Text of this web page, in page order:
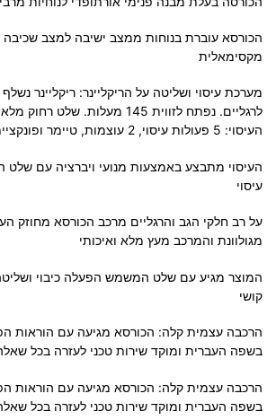
הכורסא עוברת בנוחות ממצב ישיבה למצב
מקסימאלית
מערכת עיסוי ושליטה על הריקליינר: ריקליינר
לרגליים. נפתח לזווית 145 מעלות.
העיסוי: 5 פעולות עיסוי, 2 עוצמות, טיימר ופונקציית חימום.
העיסוי מתבצע באמצעות מנועי ויברציה עם שלט
עיסוי
על רב חלקי הגב והרגליים מרכב הכורסא מחוזק
מגולוונת והמרכב מעץ מלא ואיכותי
המוצר מגיע עם שלט המשמש הפעלה כיבוי ושליטה
קושי
הרכבה עצמית קלה: הכורסא מגיעה עם הוראות
בשפה העברית ומוקד שירות טכני לעזרה בכל
הרכבה עצמית קלה: הכורסא מגיעה עם הוראות
בשפה העברית ומוקד שירות טכני לעזרה בכל